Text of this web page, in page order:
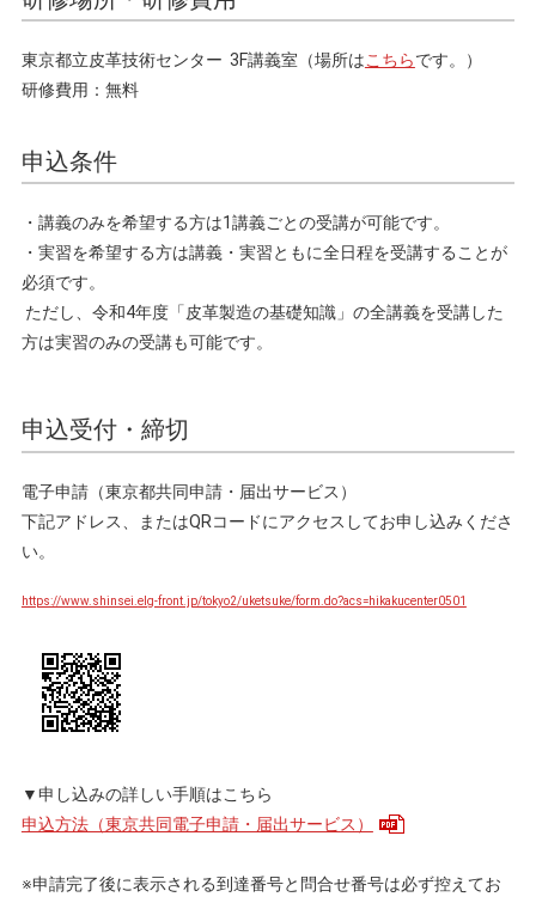
東京都立皮革技術センター 3F講義室（場所はこちらです。）
研修費用：無料
申込条件
・講義のみを希望する方は1講義ごとの受講が可能です。
・実習を希望する方は講義・実習ともに全日程を受講することが
必須です。
ただし、令和4年度「皮革製造の基礎知識」の全講義を受講した
方は実習のみの受講も可能です。
申込受付・締切
電子申請（東京都共同申請・届出サービス）
下記アドレス、またはQRコードにアクセスしてお申し込みくださ
い。
https://www.shinsei.elg-front.jp/tokyo2/uketsuke/form.do?acs=hikakucenter0501
▼申し込みの詳しい手順はこちら
申込方法（東京共同電子申請・届出サービス）
※申請完了後に表示される到達番号と問合せ番号は必ず控えてお